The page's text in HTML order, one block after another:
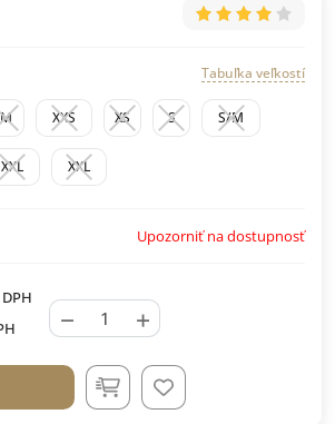
Tabuľka veľkostí
M XXS XS S S/M
XXL XXL
Upozorniť na dostupnosť
− +